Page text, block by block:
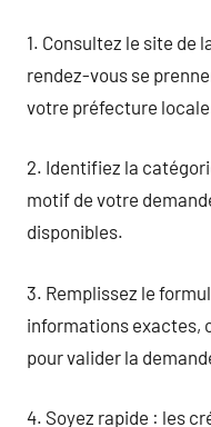
1. Consultez le site de
rendez-vous se
votre préfecture
2. Identifiez la
motif de votre
disponibles.
3. Remplissez le
informations exactes,
pour valider la
4. Soyez rapide : les